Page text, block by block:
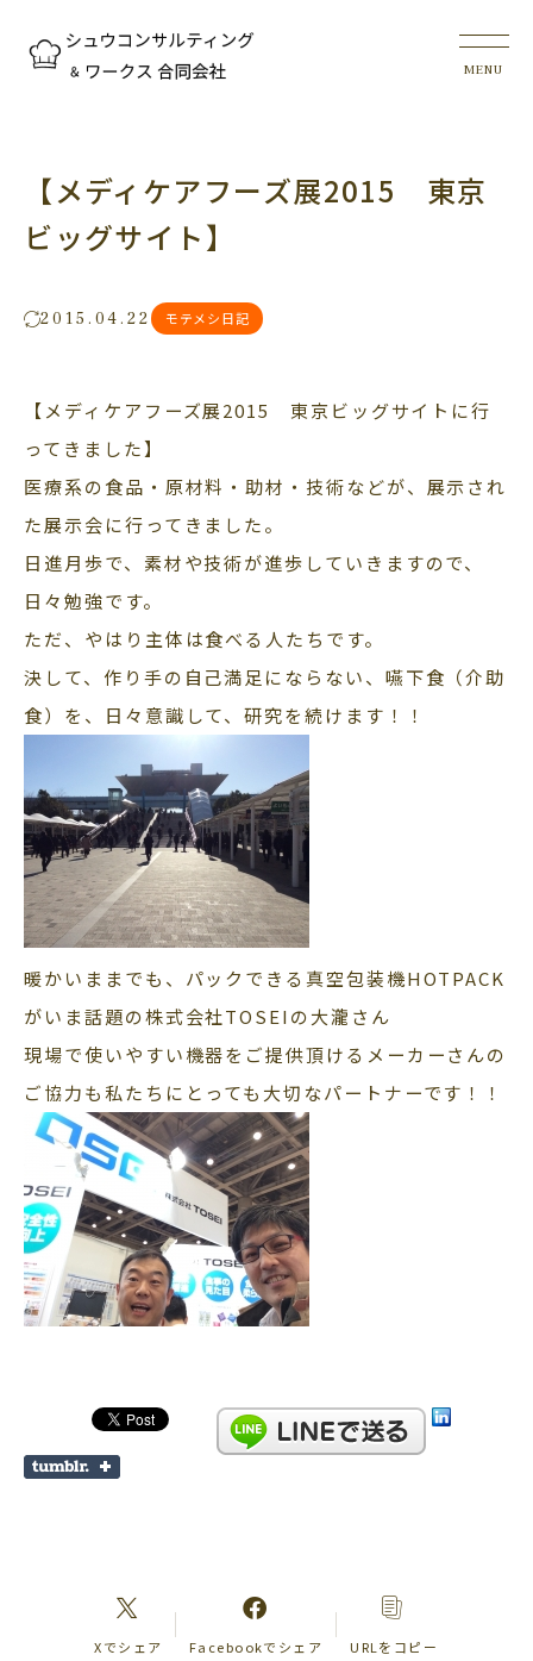
【メディケアフーズ展2015 東京
ビッグサイト】
2015.04.22 モテメシ日記
【メディケアフーズ展2015 東京ビッグサイトに行
ってきました】
医療系の食品・原材料・助材・技術などが、展示され
た展示会に行ってきました。
日進月歩で、素材や技術が進歩していきますので、
日々勉強です。
ただ、やはり主体は食べる人たちです。
決して、作り手の自己満足にならない、嚥下食（介助
食）を、日々意識して、研究を続けます！！
暖かいままでも、パックできる真空包装機HOTPACK
がいま話題の株式会社TOSEIの大瀧さん
現場で使いやすい機器をご提供頂けるメーカーさんの
ご協力も私たちにとっても大切なパートナーです！！
Xでシェア Facebookでシェア URLをコピー